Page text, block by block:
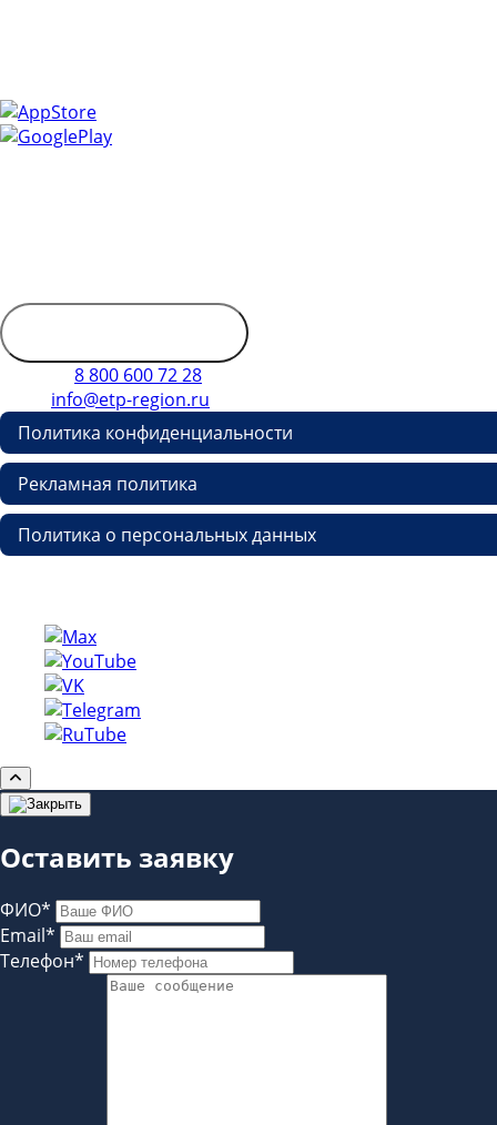
8 800 600 72 28
info@etp-region.ru
Политика конфиденциальности
Рекламная политика
Политика о персональных данных
Оставить заявку
ФИО*
Email*
Телефон*